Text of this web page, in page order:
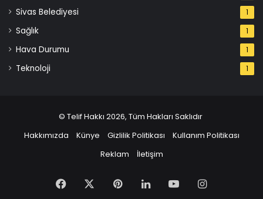
Sivas Belediyesi 1
Sağlık 1
Hava Durumu 1
Teknoloji 1
© Telif Hakkı 2026, Tüm Hakları Saklıdır
Hakkımızda
Künye Gizlilik Politikası
Kullanım Politikası
Reklam
İletişim
Facebook PinterestLinkedInYouTubeInstagram